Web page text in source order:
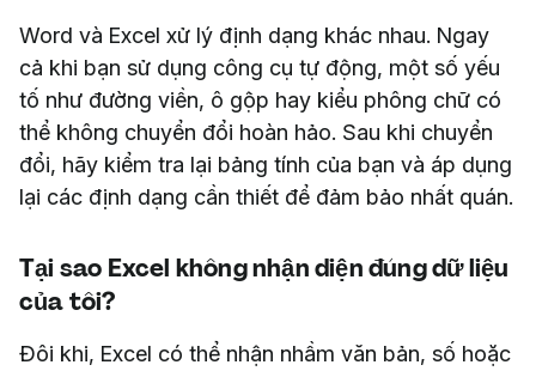
Word và Excel xử lý định dạng khác nhau. Ngay
cả khi bạn sử dụng công cụ tự động, một số yếu
tố như đường viền, ô gộp hay kiểu phông chữ có
thể không chuyển đổi hoàn hảo. Sau khi chuyển
đổi, hãy kiểm tra lại bảng tính của bạn và áp dụng
lại các định dạng cần thiết để đảm bảo nhất quán.
Tại sao Excel không nhận diện đúng dữ liệu
của tôi?
Đôi khi, Excel có thể nhận nhầm văn bản, số hoặc